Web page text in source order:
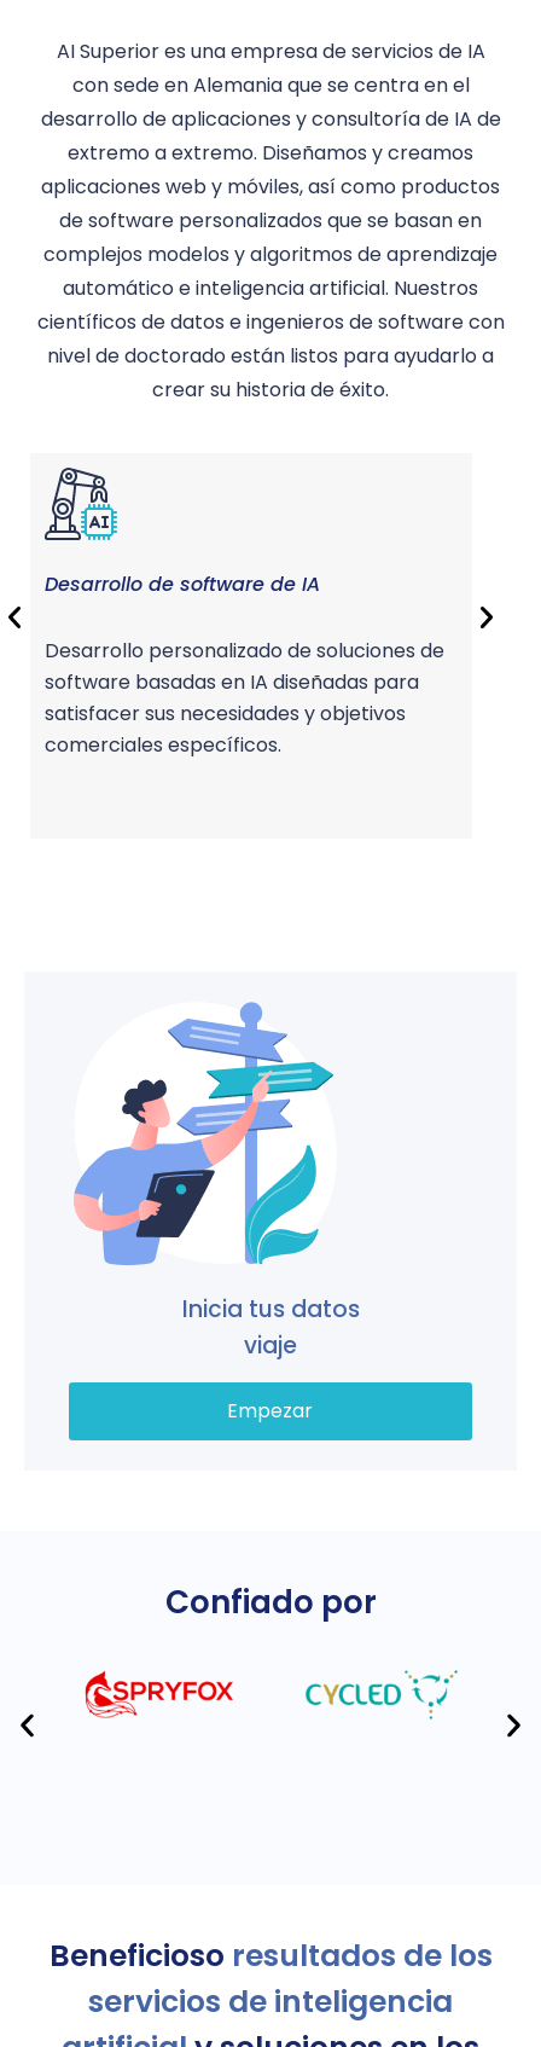
AI Superior es una empresa de servicios de IA
con sede en Alemania que se centra en el
desarrollo de aplicaciones y consultoría de IA de
extremo a extremo. Diseñamos y creamos
aplicaciones web y móviles, así como productos
de software personalizados que se basan en
complejos modelos y algoritmos de aprendizaje
automático e inteligencia artificial. Nuestros
científicos de datos e ingenieros de software con
nivel de doctorado están listos para ayudarlo a
crear su historia de éxito.
Desarrollo personalizado de soluciones de
software basadas en IA diseñadas para
satisfacer sus necesidades y objetivos
comerciales específicos.
Desarrollo de software de IA
Inicia tus datos
viaje
Empezar
Confiado por
Beneficioso resultados de los
servicios de inteligencia